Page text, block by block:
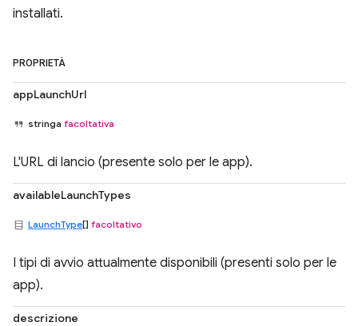
installati.
PROPRIETÀ
appLaunchUrl
stringa facoltativa
L'URL di lancio (presente solo per le app).
availableLaunchTypes
LaunchType[] facoltativo
I tipi di avvio attualmente disponibili (presenti solo per le
app).
descrizione